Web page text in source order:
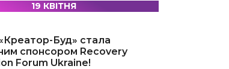
19 КВІТНЯ
Буд» стала
спонсором Recovery
Forum Ukraine!